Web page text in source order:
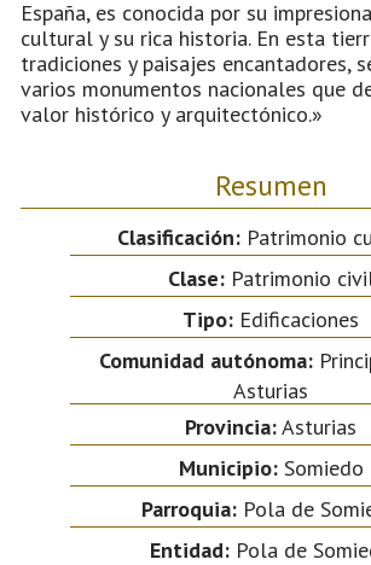
España, es conocida por su
cultural y su rica historia. En esta
tradiciones y paisajes encantadores,
varios monumentos nacionales que
valor histórico y arquitectónico.»
Resumen
Clasificación:Patrimonio
Clase:Patrimonio
Tipo: Edificaciones
Comunidad autónoma:
Asturias
Provincia:Asturias
Municipio:Somiedo
Parroquia: Pola de
Entidad:Pola de